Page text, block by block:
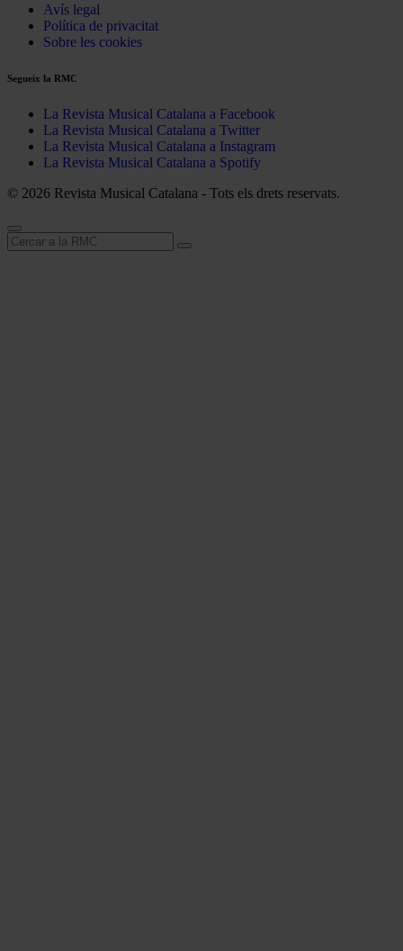
Avís legal
Política de privacitat
Sobre les cookies
Segueix la RMC
La Revista Musical Catalana a Facebook
La Revista Musical Catalana a Twitter
La Revista Musical Catalana a Instagram
La Revista Musical Catalana a Spotify
© 2026 Revista Musical Catalana - Tots els drets reservats.
Cerca